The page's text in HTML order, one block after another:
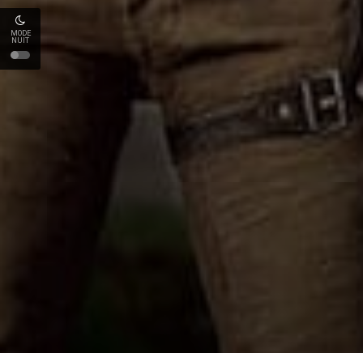
MODE
NUIT